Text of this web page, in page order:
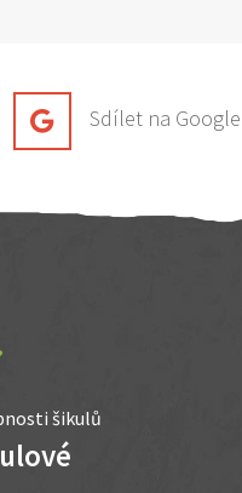
Sdílet na Google
šikulů